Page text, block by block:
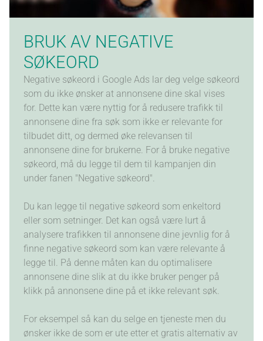
BRUK AV NEGATIVE
SØKEORD
Negative søkeord i Google Ads lar deg velge søkeord
som du ikke ønsker at annonsene dine skal vises
for. Dette kan være nyttig for å redusere trafikk til
annonsene dine fra søk som ikke er relevante for
tilbudet ditt, og dermed øke relevansen til
annonsene dine for brukerne. For å bruke negative
søkeord, må du legge til dem til kampanjen din
under fanen "Negative søkeord".
Du kan legge til negative søkeord som enkeltord
eller som setninger. Det kan også være lurt å
analysere trafikken til annonsene dine jevnlig for å
finne negative søkeord som kan være relevante å
legge til. På denne måten kan du optimalisere
annonsene dine slik at du ikke bruker penger på
klikk på annonsene dine på et ikke relevant søk.
For eksempel så kan du selge en tjeneste men du
ønsker ikke de som er ute etter et gratis alternativ av